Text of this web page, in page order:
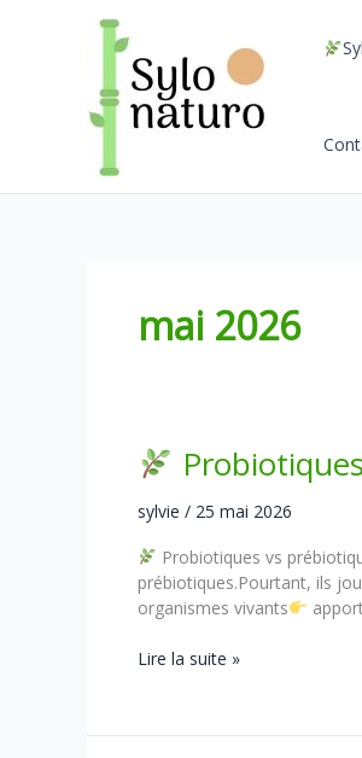
mai 2026
sylvie / 25 mai 2026
Probiotiques vs
prébiotiques.Pourtant, ils
organismes vivants
prébiotiques
Lire la suite »